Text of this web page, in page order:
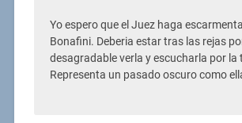
Yo espero que el Juez haga
Bonafini. Deberia estar tras las rejas
desagradable verla y escucharla por la
Representa un pasado oscuro como